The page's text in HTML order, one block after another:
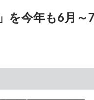
を今年も6月～